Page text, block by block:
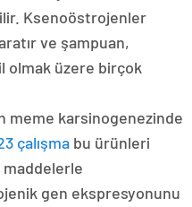
Ksenoöstrojenler
ve şampuan,
olmak üzere birçok
meme karsinogenezinde
çalışma bu ürünleri
gen ekspresyonunu